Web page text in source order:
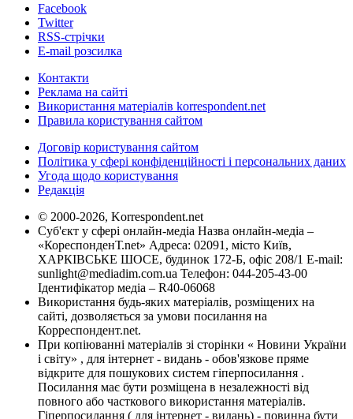
Facebook
Twitter
RSS-стрічки
E-mail розсилка
Контакти
Реклама на сайті
Використання матеріалів korrespondent.net
Правила користування сайтом
Договір користування сайтом
Політика у сфері конфіденційності і персональних даних
Угода щодо користування
Редакція
© 2000-2026, Korrespondent.net
Суб'єкт у сфері онлайн-медіа Назва онлайн-медіа –
«КореспонденТ.net» Адреса: 02091, місто Київ,
ХАРКІВСЬКЕ ШОСЕ, будинок 172-Б, офіс 208/1 E-mail:
sunlight@mediadim.com.ua Телефон: 044-205-43-00
Ідентифікатор медіа – R40-06068
Використання будь-яких матеріалів, розміщених на
сайті, дозволяється за умови посилання на
Корреспондент.net.
При копіюванні матеріалів зі сторінки « Новини України
і світу» , для інтернет - видань - обов'язкове пряме
відкрите для пошукових систем гіперпосилання .
Посилання має бути розміщена в незалежності від
повного або часткового використання матеріалів.
Гіперпосилання ( для інтернет - видань) - повинна бути